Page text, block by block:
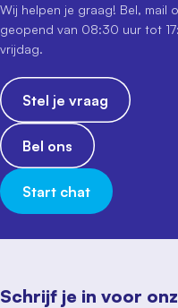
Schrijf je in voor
Wij helpen je graag! Bel, mail
geopend van 08:30 uur tot
vrijdag.
Stel je vraag
Bel ons
Start chat